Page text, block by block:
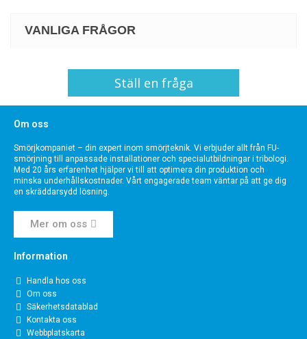
VANLIGA FRÅGOR
Ställ en fråga
Om oss
Smörjkompaniet – din expert inom smörjteknik. Vi erbjuder allt från FU-
smörjning till anpassade installationer och specialutbildningar i tribologi.
Med 20 års erfarenhet hjälper vi till att optimera din produktion och
minska underhållskostnader. Vårt engagerade team väntar på att ge dig
en skräddarsydd lösning.
Mer om oss
Information
Handla hos oss
Om oss
Säkerhetsdatablad
Kontakta oss
Webbplatskarta